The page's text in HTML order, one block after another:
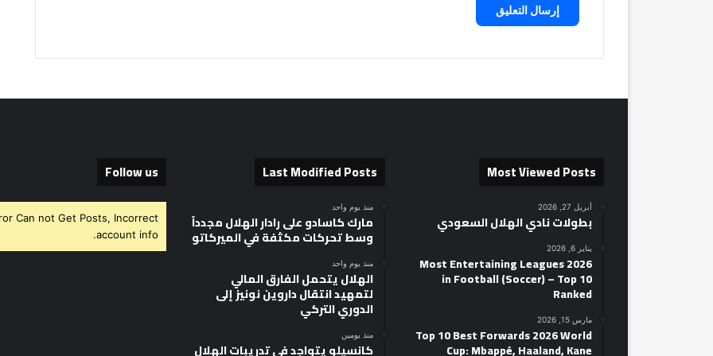
Most Viewed Posts
أبريل 27, 2026
بطولات نادي الهلال السعودي
يناير 6, 2026
2026 Most Entertaining Leagues
in Football (Soccer) – Top 10
Ranked
مارس 15, 2026
Top 10 Best Forwards 2026 World
Cup: Mbappé, Haaland, Kane
Last Modified Posts
منذ يوم واحد
مارك كاسادو على رادار الهلال مجدداً
وسط تحركات مكثفة في الميركاتو
منذ يوم واحد
الهلال يتحمل الفارق المالي
لتمهيد انتقال داروين نونيز إلى
الدوري التركي
منذ يومين
كانسيلو يتواجد في تدريبات الهلال
Follow us
Can not Get Posts, Incorrect
account info.